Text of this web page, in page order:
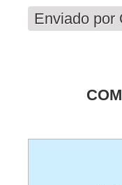
Enviado por